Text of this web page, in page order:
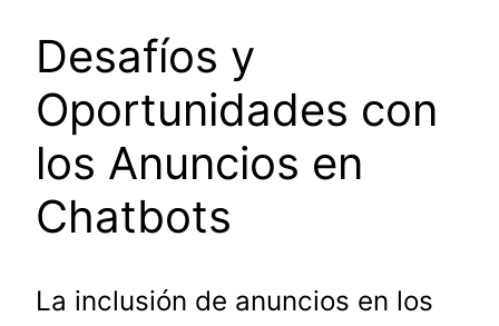
Desafíos y
Oportunidades con
los Anuncios en
Chatbots
La inclusión de anuncios en los